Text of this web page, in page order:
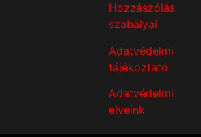
Hozzászólás
szabályai
Adatvédelmi
tájékoztató
Adatvédelmi
elveink